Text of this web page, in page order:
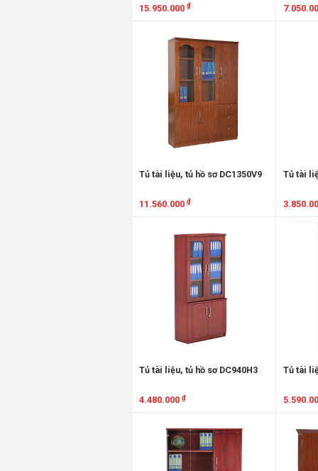
15.950.000 ₫
Tủ tài liệu, tủ hồ sơ DC1350V9
11.560.000 ₫
Tủ tài
Tủ tài liệu, tủ hồ sơ DC940H3
4.480.000 ₫
Tủ tài